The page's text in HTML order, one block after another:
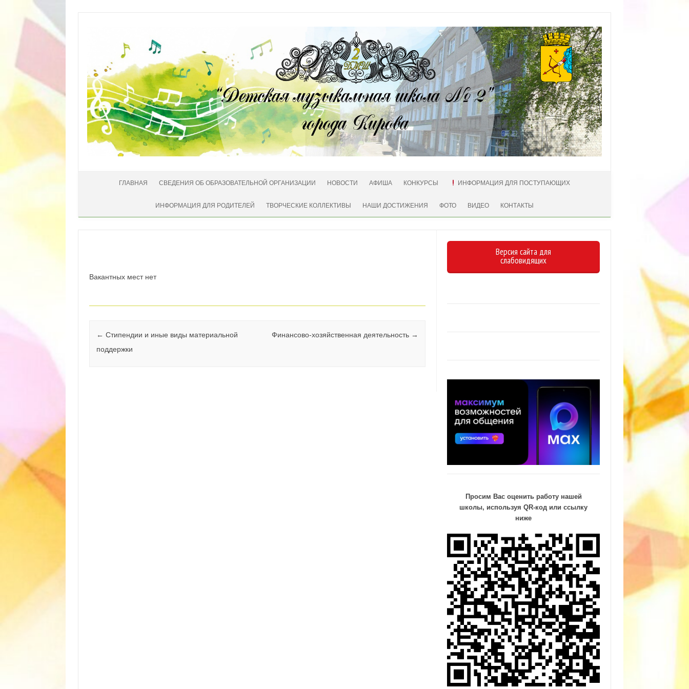
ГЛАВНАЯ СВЕДЕНИЯ ОБ ОБРАЗОВАТЕЛЬНОЙ ОРГАНИЗАЦИИ НОВОСТИ АФИША КОНКУРСЫ ИНФОРМАЦИЯ ДЛЯ ПОСТУПАЮЩИХ
ИНФОРМАЦИЯ ДЛЯ РОДИТЕЛЕЙ ТВОРЧЕСКИЕ КОЛЛЕКТИВЫ НАШИ ДОСТИЖЕНИЯ ФОТО ВИДЕО КОНТАКТЫ
Вакантных мест нет
Навигация по записям
← Стипендии и иные виды материальной
поддержки
Финансово-хозяйственная деятельность →
Версия сайта для
слабовидящих
Просим Вас оценить работу нашей
школы, используя QR-код или ссылку
ниже